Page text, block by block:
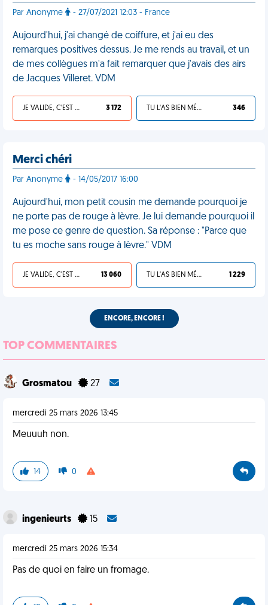
Par Anonyme - 27/07/2021 12:03 - France
Aujourd'hui, j'ai changé de coiffure, et j'ai eu des
remarques positives dessus. Je me rends au travail, et un
de mes collègues m'a fait remarquer que j'avais des airs
de Jacques Villeret. VDM
JE VALIDE, C'EST UNE VDM 3 172 TU L'AS BIEN MÉRITÉ 346
Merci chéri
Par Anonyme - 14/05/2017 16:00
Aujourd'hui, mon petit cousin me demande pourquoi je
ne porte pas de rouge à lèvre. Je lui demande pourquoi il
me pose ce genre de question. Sa réponse : "Parce que
tu es moche sans rouge à lèvre." VDM
JE VALIDE, C'EST UNE VDM 13 060 TU L'AS BIEN MÉRITÉ 1 229
ENCORE, ENCORE !
TOP COMMENTAIRES
Grosmatou 27
mercredi 25 mars 2026 13:45
Meuuuh non.
14 0
ingenieurts 15
mercredi 25 mars 2026 15:34
Pas de quoi en faire un fromage.